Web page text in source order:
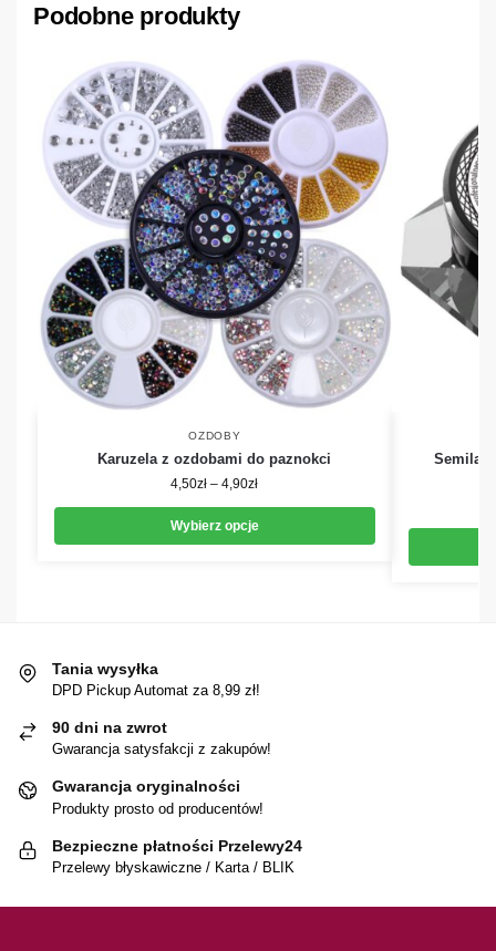
Podobne produkty
OZDOBY
Karuzela z ozdobami do paznokci
4,50zł – 4,90zł
Wybierz opcje
Semilac
Tania wysyłka
DPD Pickup Automat za 8,99 zł!
90 dni na zwrot
Gwarancja satysfakcji z zakupów!
Gwarancja oryginalności
Produkty prosto od producentów!
Bezpieczne płatności Przelewy24
Przelewy błyskawiczne / Karta / BLIK